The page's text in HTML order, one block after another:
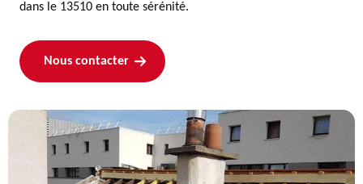
dans le 13510 en toute sérénité.
Nous contacter